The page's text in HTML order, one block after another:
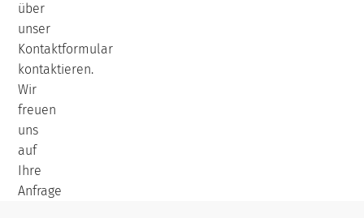
über
unser
Kontaktformular
kontaktieren.
Wir
freuen
uns
auf
Ihre
Anfrage